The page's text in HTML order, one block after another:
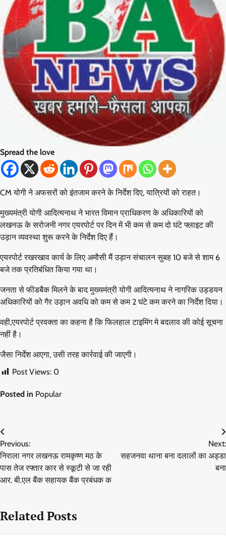
Spread the love
CM योगी ने अफसरों को इंतजाम करने के निर्देश दिए, यात्रियों को राहत।
मुख्यमंत्री योगी आदित्यनाथ ने भारत विमान प्राधिकरण के अधिकारियों को
लखनऊ के सरोजनी नगर एयरपोर्ट पर दिन में भी कम से कम दो घंटे फ्लाइट की
उड़ान व्यवस्था शुरू करने के निर्देश दिए हैं।
एयरपोर्ट रखरखाव कार्य के लिए अमौसी मैं उड़ान संचालन सुबह 10 बजे से शाम 6
बजे तक प्रतिबंधित किया गया था।
जनता से फीडबैक मिलने के बाद मुख्यमंत्री योगी आदित्यनाथ ने नागरिक उड्डयन
अधिकारियों को गैर उड़ान अवधि को कम से कम 2 घंटे कम करने का निर्देश दिया।
वही,एयरपोर्ट प्रवक्ता का कहना है कि फिलहाल टाइमिंग मे बदलाव की कोई सूचना
नहीं है।
जैसा निर्देश आएगा, उसी तरह कार्रवाई की जाएगी।
Post Views: 0
Posted in Popular
Post
navigation
Previous:
निराला नगर लखनऊ रामकृष्ण मठ के
पास तेज रफ्तार कार से स्कूटी से जा रही
आर. बी.एल बैंक सहायक बैंक प्रबंधक क
Next:
सहजनवा थाना बना दलालों का अड्डा
बना
Related Posts